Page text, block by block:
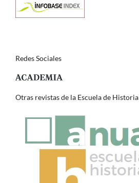
Redes Sociales
Otras revistas de la Escuela de Historia